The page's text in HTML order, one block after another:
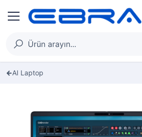
AI Laptop